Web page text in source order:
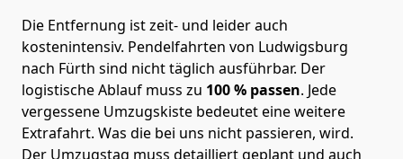
Die Entfernung ist zeit- und leider auch
kostenintensiv. Pendelfahrten von Ludwigsburg
nach Fürth sind nicht täglich ausführbar. Der
logistische Ablauf muss zu 100 % passen. Jede
vergessene Umzugskiste bedeutet eine weitere
Extrafahrt. Was die bei uns nicht passieren, wird.
Der Umzugstag muss detailliert geplant und auch